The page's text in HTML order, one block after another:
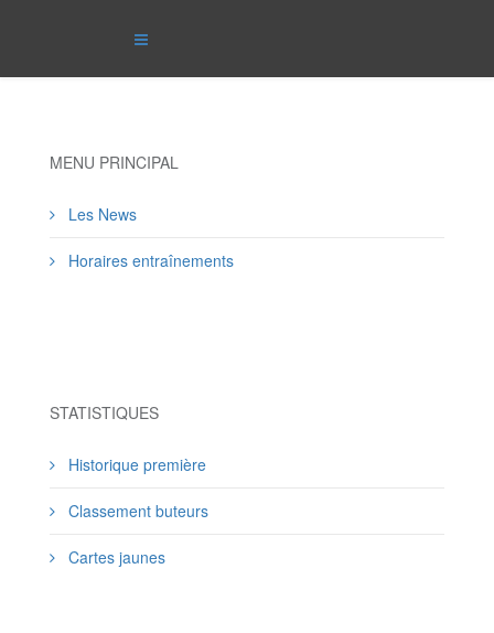
MENU PRINCIPAL
Les News
Horaires entraînements
STATISTIQUES
Historique première
Classement buteurs
Cartes jaunes